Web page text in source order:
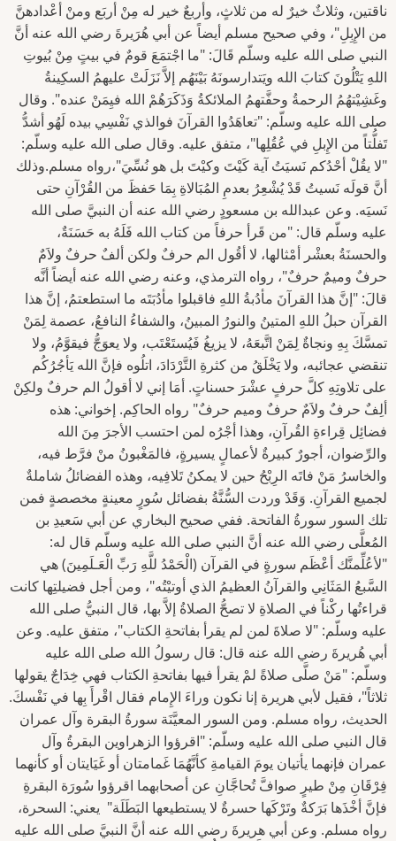
ناقتين، وثلاثٌ خيرٌ له من ثلاثٍ، وأربعٌ خير له مِنْ أربَع ومنْ أعْدادهنَّ
من الإِبِلِ"، وفي صحيح مسلم أيضاً عن أبي هُرَيرةَ رضي الله عنه أنَّ
النبي صلى الله عليه وسلّم قَالَ: "ما اجْتمَعَ قومٌ في بيتٍ مِنْ بُيوتِ
اللهِ يَتْلُونَ كتابَ الله ويَتدارسونَهُ بَيْنَهُم إلاَّ نَزَلَتْ عليهمُ السكِينةُ
وغَشِيْتهُمُ الرحمةُ وحفَّتهمُ الملائكةُ وَذَكَرَهُمْ الله فيِمَنْ عنده". وقال
صلى الله عليه وسلّم: "تعاهَدُوا القرآنَ فوالذي نَفْسِي بيده لَهُو أشدُّ
تَفلُّتاً من الإِبلِ في عُقُلِها"، متفق عليه. وقال صلى الله عليه وسلّم:
"لا يقُلْ أحْدُكم نَسيَتُ آية كَيْتَ وكيْتَ بل هو نُسِّيَ"،رواه مسلم.وذلك
أنَّ قولَه نَسيتُ قَدْ يُشْعِرُ بعدمِ المُبَالاةِ بِمَا حَفظَ من القُرْآنِ حتى
نَسيَه. وعن عبدالله بن مسعودٍ رضي الله عنه أن النبيَّ صلى الله
عليه وسلّم قال: "من قَرأ حرفاً من كتاب الله فَلَهُ به حَسَنَةٌ،
والحسنَةُ بعشْر أمْثالها، لا أقُول الم حرفٌ ولكن ألفٌ حرفٌ ولاَمٌ
حرفٌ وميمٌ حرفٌ"، رواه الترمذي، وعنه رضي الله عنه أيضاً أنَّه
قالَ: "إنَّ هذا القرآنَ مأدُبةُ اللهِ فاقبلوا مأدُبَتَه ما استطعتمُ، إنَّ هذا
القرآن حبلُ اللهِ المتينُ والنورُ المبينُ، والشفاءُ النافعُ، عصمة لِمَنْ
تمسَّكَ بِهِ ونجاةٌ لِمَنْ اتَّبعَهُ، لا يزيغُ فَيُستَعْتَب، ولا يعوَجُّ فيقوَّمُ، ولا
تنقضي عجائبه، ولا يَخْلَقُ من كثرةِ التَّرْدَادَ، اتلُوه فإنَّ الله يَأجُرُكُم
على تلاوتِهِ كلَّ حرفٍ عشْرَ حسناتٍ. أمَا إني لا أقولُ الم حرفٌ ولكِنْ
ألِفٌ حرفٌ ولاَمٌ حرفٌ وميم حرفٌ" رواه الحاكِم. إخواني: هذه
فضائِل قِراءةِ القُرآنِ، وهذا أجْرُه لمن احتسب الأجرَ مِنَ الله
والرِّضوان، أجورٌ كبيرةٌ لأعمالٍ يسيرةٍ، فالمَغْبونُ منْ فرَّط فيه،
والخاسرُ مَنْ فاتَه الرِبْحُ حين لا يمكنُ تَلافِيه، وهذه الفضائلُ شاملةٌ
لجميع القرآنِ. وَقَدْ وردت السُّنَّةُ بفضائل سُورٍ معينةٍ مخصصةٍ فمن
تلك السور سورةُ الفاتحة. ففي صحيح البخاري عن أبي سَعيدِ بن
المُعلَّى رضي الله عنه أنَّ النبي صلى الله عليه وسلّم قال له:
"لأعُلِّمنَّك أعْظَم سورةٍ في القرآن (الْحَمْدُ للَّهِ رَبِّ الْعَـلَمِينَ) هي
السَّبعُ المَثَانِي والقرآنُ العظيمُ الذي أوتيْتُه"، ومن أجل فضيلتِها كانت
قراءتُها ركْناً في الصلاةِ لا تصحُّ الصلاةُ إلاَّ بها، قال النبيُّ صلى الله
عليه وسلّم: "لا صلاةَ لمن لم يقرأ بفاتحةِ الكتاب"، متفق عليه. وعن
أبي هُريرةَ رضي الله عنه قال: قال رسولُ الله صلى الله عليه
وسلّم: "مَنْ صلَّى صلاةً لمْ يقرأ فيها بفاتحةِ الكتاب فهي خِدَاجٌ يقولها
ثلاثاً"، فقيل لأبي هريرة إنا نكون وراءَ الإِمام فقال اقْرأَ بِها في نَفْسكَ.
الحديث، رواه مسلم. ومن السور المعيَّنَة سورةُ البقرة وآل عمران
قال النبي صلى الله عليه وسلّم: "اقرؤوا الزهراوين البقرةُ وآل
عمران فإنهما يأتيان يومَ القيامةِ كأنَّهُمَا غَمامتان أو غَيَايتان أو كأنهما
فِرْقَانِ مِنْ طيرٍ صوافَّ تُحاجَّانِ عن أصحابهما اقرؤوا سُورَة البقرةِ
فإنَّ أخْذَها بَرَكةٌ وتَرْكَها حسرةٌ لا يستطيعها البَطَلَة" يعني: السحرة،
رواه مسلم. وعن أبي هريرةَ رضي الله عنه أنَّ النبيَّ صلى الله عليه